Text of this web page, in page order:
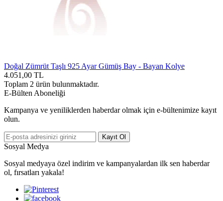
Doğal Zümrüt Taşlı 925 Ayar Gümüş Bay - Bayan Kolye
4.051,00 TL
Toplam 2 ürün bulunmaktadır.
E-Bülten Aboneliği
Kampanya ve yeniliklerden haberdar olmak için e-bültenimize kayıt
olun.
Kayıt Ol
Sosyal Medya
Sosyal medyaya özel indirim ve kampanyalardan ilk sen haberdar
ol, fırsatları yakala!